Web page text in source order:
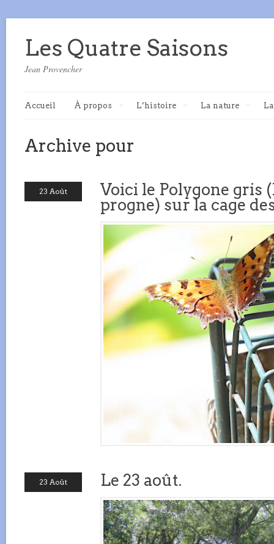
Les Quatre Saisons
Jean Provencher
Accueil À propos L’histoire La nature
Archive pour
23 Août
Voici le Polygone gris
progne) sur la cage
23 Août Le 23 août.